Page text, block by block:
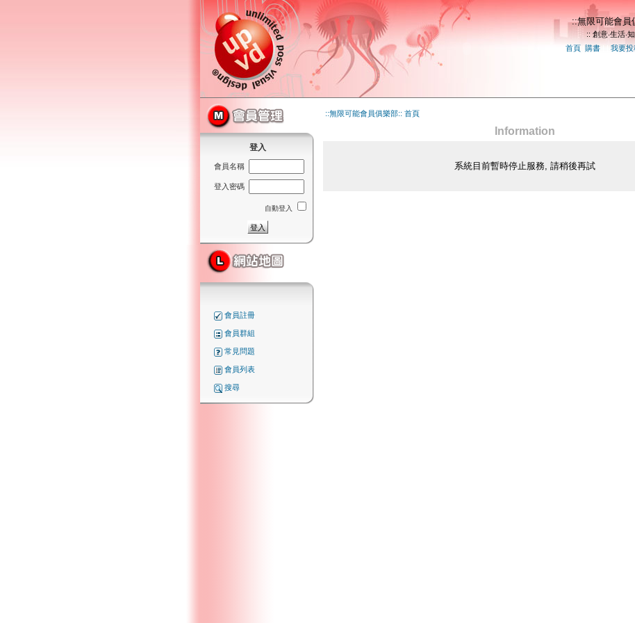
::無限可能會員
:: 創意‧生活‧
首頁| 購書| 我要投
登入
會員名稱
登入密碼
自動登入
會員註冊
會員群組
常見問題
會員列表
搜尋
::無限可能會員俱樂部:: 首頁
Information
系統目前暫時停止服務, 請稍後再試